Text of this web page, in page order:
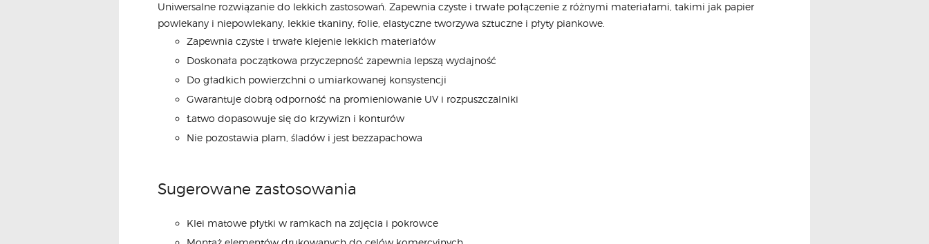
Uniwersalne rozwiązanie do lekkich zastosowań. Zapewnia czyste i trwałe połączenie z różnymi materiałami, takimi jak papier
powlekany i niepowlekany, lekkie tkaniny, folie, elastyczne tworzywa sztuczne i płyty piankowe.
Zapewnia czyste i trwałe klejenie lekkich materiałów
Doskonała początkowa przyczepność zapewnia lepszą wydajność
Do gładkich powierzchni o umiarkowanej konsystencji
Gwarantuje dobrą odporność na promieniowanie UV i rozpuszczalniki
Łatwo dopasowuje się do krzywizn i konturów
Nie pozostawia plam, śladów i jest bezzapachowa
Sugerowane zastosowania
Klei matowe płytki w ramkach na zdjęcia i pokrowce